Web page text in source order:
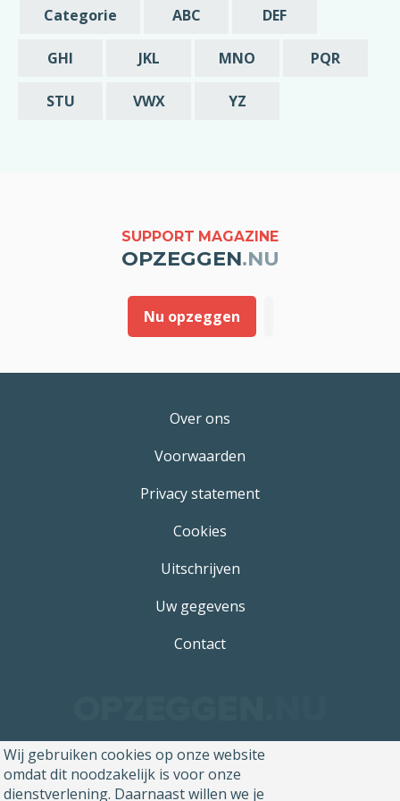
de opzegging zou ik in dat geval graag
melding willen van deze vroegst mogelijke
datum is waarop mijn abonnement beëindigd
wordt.
Met vriendelijke groet,
Categorie ABC DEF
GHI JKL MNO PQR
STU VWX YZ
SUPPORT MAGAZINE
OPZEGGEN.NU
Nu opzeggen
Over ons
Voorwaarden
Privacy statement
Cookies
Uitschrijven
Uw gegevens
Contact
Wij gebruiken cookies op onze website
omdat dit noodzakelijk is voor onze
dienstverlening. Daarnaast willen we je